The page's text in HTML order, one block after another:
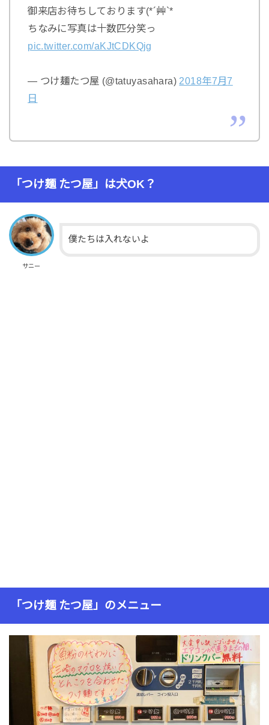
御来店お待ちしております(*´艸`*
ちなみに写真は十数匹分笑っ
pic.twitter.com/aKJtCDKQjg
— つけ麺たつ屋 (@tatuyasahara) 2018年7月7
日
「つけ麺 たつ屋」は犬OK？
サニー
僕たちは入れないよ
「つけ麺 たつ屋」のメニュー